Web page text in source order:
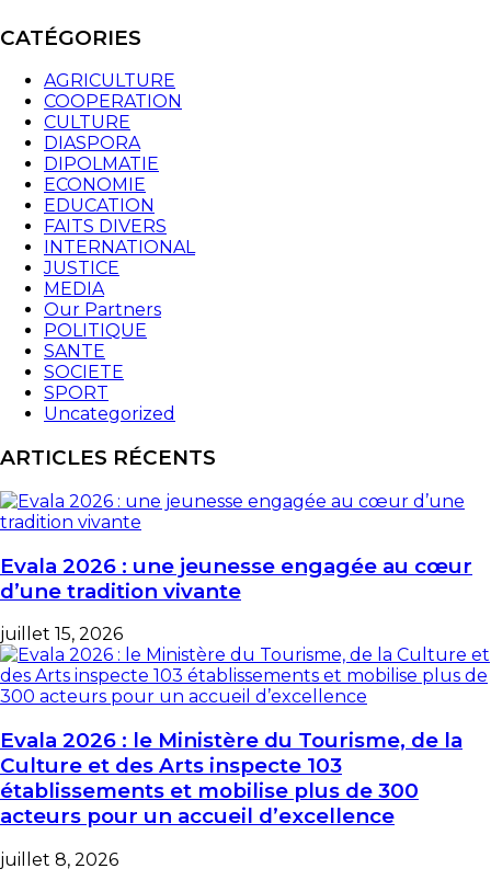
CATÉGORIES
AGRICULTURE
COOPERATION
CULTURE
DIASPORA
DIPOLMATIE
ECONOMIE
EDUCATION
FAITS DIVERS
INTERNATIONAL
JUSTICE
MEDIA
Our Partners
POLITIQUE
SANTE
SOCIETE
SPORT
Uncategorized
ARTICLES RÉCENTS
Evala 2026 : une jeunesse engagée au cœur
d’une tradition vivante
juillet 15, 2026
Evala 2026 : le Ministère du Tourisme, de la
Culture et des Arts inspecte 103
établissements et mobilise plus de 300
acteurs pour un accueil d’excellence
juillet 8, 2026